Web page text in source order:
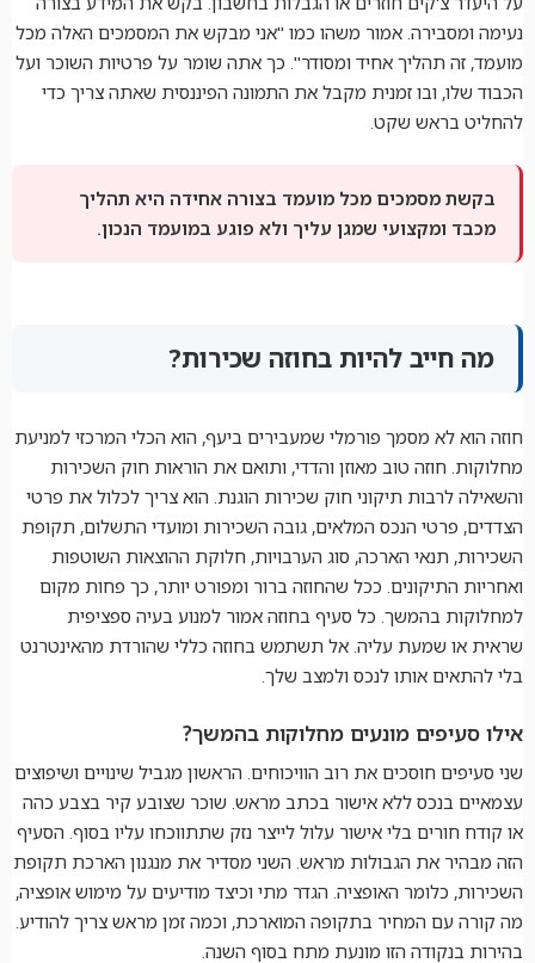
נעימה ומסבירה. אמור משהו כמו "אני מבקש את המסמכים האלה מכל
מועמד, זה תהליך אחיד ומסודר". כך אתה שומר על פרטיות השוכר ועל
הכבוד שלו, ובו זמנית מקבל את התמונה הפיננסית שאתה צריך כדי
להחליט בראש שקט.
בקשת מסמכים מכל מועמד בצורה אחידה היא תהליך
מכבד ומקצועי שמגן עליך ולא פוגע במועמד הנכון.
מה חייב להיות בחוזה שכירות?
חוזה הוא לא מסמך פורמלי שמעבירים ביעף, הוא הכלי המרכזי למניעת
מחלוקות. חוזה טוב מאוזן והדדי, ותואם את הוראות חוק השכירות
והשאילה לרבות תיקוני חוק שכירות הוגנת. הוא צריך לכלול את פרטי
הצדדים, פרטי הנכס המלאים, גובה השכירות ומועדי התשלום, תקופת
השכירות, תנאי הארכה, סוג הערבויות, חלוקת ההוצאות השוטפות
ואחריות התיקונים. ככל שהחוזה ברור ומפורט יותר, כך פחות מקום
למחלוקות בהמשך. כל סעיף בחוזה אמור למנוע בעיה ספציפית
שראית או שמעת עליה. אל תשתמש בחוזה כללי שהורדת מהאינטרנט
בלי להתאים אותו לנכס ולמצב שלך.
אילו סעיפים מונעים מחלוקות בהמשך?
שני סעיפים חוסכים את רוב הוויכוחים. הראשון מגביל שינויים ושיפוצים
עצמאיים בנכס ללא אישור בכתב מראש. שוכר שצובע קיר בצבע כהה
או קודח חורים בלי אישור עלול לייצר נזק שתתווכחו עליו בסוף. הסעיף
הזה מבהיר את הגבולות מראש. השני מסדיר את מנגנון הארכת תקופת
השכירות, כלומר האופציה. הגדר מתי וכיצד מודיעים על מימוש אופציה,
מה קורה עם המחיר בתקופה המוארכת, וכמה זמן מראש צריך להודיע.
בהירות בנקודה הזו מונעת מתח בסוף השנה.